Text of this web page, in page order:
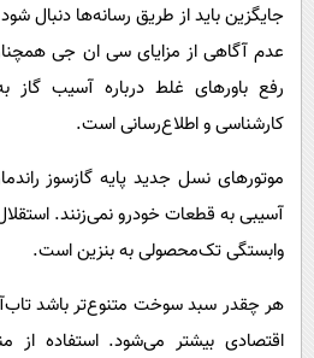
جایگزین باید از طریق رسانه‌ها دنبال
عدم آگاهی از مزایای سی ان جی
رفع باورهای غلط درباره آسیب گاز
کارشناسی و اطلاع‌رسانی است.
موتورهای نسل جدید پایه گازسوز
آسیبی به قطعات خودرو نمی‌زنند.
وابستگی تک‌محصولی به بنزین است.
هر چقدر سبد سوخت متنوع‌تر باشد
اقتصادی بیشتر می‌شود. استفاده از